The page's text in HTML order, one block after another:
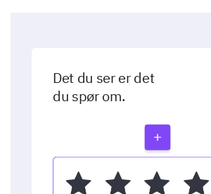
Det du ser er det
du spør om.